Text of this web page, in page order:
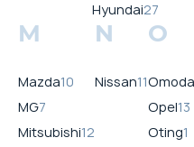
Hyundai27
M
Mazda10
MG7
Mitsubishi12
N
Nissan11
O
Omoda
Opel13
Oting1